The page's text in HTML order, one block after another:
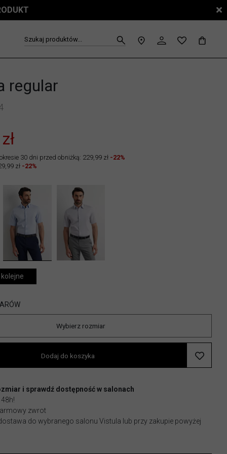
Szukaj produktów...
regular
30 dni przed obniżką: 229,99 zł -22%
zł -22%
Wybierz rozmiar
Dodaj do koszyka
i sprawdź dostępność w salonach
zwrot
do wybranego salonu Vistula lub przy zakupie powyżej